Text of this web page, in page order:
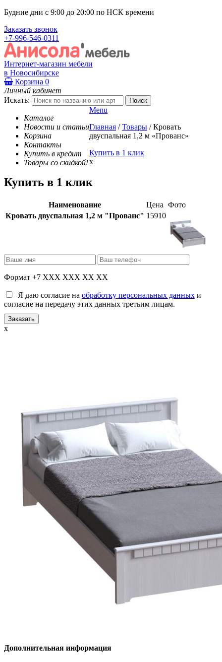
Будние дни с 9:00 до 20:00 по НСК времени
Заказать звонок
+7-996-546-0311
Интернет-магазин мебели
в Новосибирске
Корзина 0
Личный кабинет
Искать:
Каталог
Новости и статьи
Корзина
Контакты
Купить в кредит
Товары со скидкой!
Menu
Главная / Товары / Кровать
двуспальная 1,2 м «Прованс»
Купить в 1 клик
x
Купить в 1 клик
Наименование Цена Фото
Кровать двуспальная 1,2 м "Прованс" 15910
Формат +7 XXX XXX XX XX
Я даю согласие на обработку персональных данных и
согласие на передачу этих данных третьим лицам.
x
Дополнительная информация